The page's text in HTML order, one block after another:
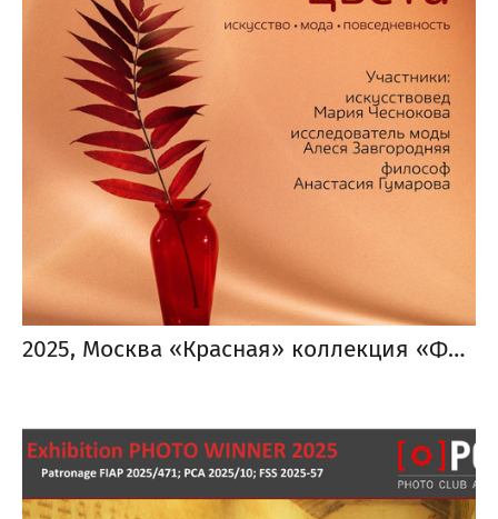
2025, Москва «Красная» коллекция «Фотострелки»